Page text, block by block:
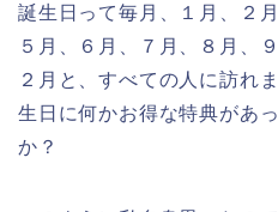
誕生日って毎月、１月、２
５月、６月、７月、８月、
２月と、すべての人に訪れ
生日に何かお得な特典があ
か？